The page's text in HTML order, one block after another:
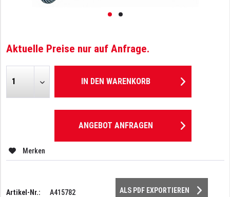
Aktuelle Preise nur auf Anfrage.
IN DEN WARENKORB
ANGEBOT ANFRAGEN
Merken
Artikel-Nr.: A415782 ALS PDF EXPORTIEREN